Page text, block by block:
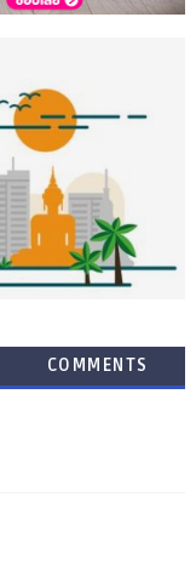
COMMENTS